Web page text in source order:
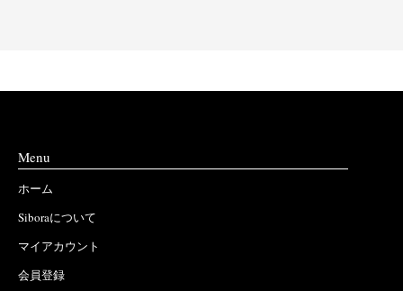
Menu
ホーム
Siboraについて
マイアカウント
会員登録